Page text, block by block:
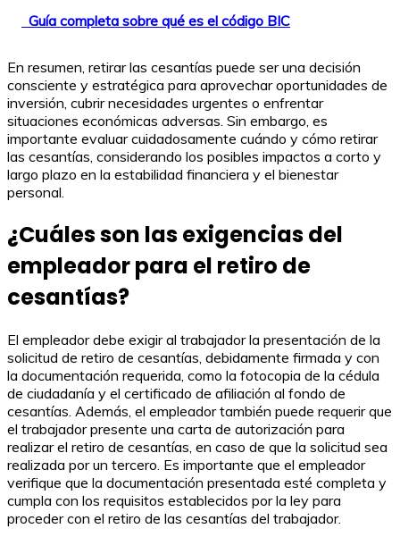
Guía completa sobre qué es el código BIC
En resumen, retirar las cesantías puede ser una decisión
consciente y estratégica para aprovechar oportunidades de
inversión, cubrir necesidades urgentes o enfrentar
situaciones económicas adversas. Sin embargo, es
importante evaluar cuidadosamente cuándo y cómo retirar
las cesantías, considerando los posibles impactos a corto y
largo plazo en la estabilidad financiera y el bienestar
personal.
¿Cuáles son las exigencias del
empleador para el retiro de
cesantías?
El empleador debe exigir al trabajador la presentación de la
solicitud de retiro de cesantías, debidamente firmada y con
la documentación requerida, como la fotocopia de la cédula
de ciudadanía y el certificado de afiliación al fondo de
cesantías. Además, el empleador también puede requerir que
el trabajador presente una carta de autorización para
realizar el retiro de cesantías, en caso de que la solicitud sea
realizada por un tercero. Es importante que el empleador
verifique que la documentación presentada esté completa y
cumpla con los requisitos establecidos por la ley para
proceder con el retiro de las cesantías del trabajador.